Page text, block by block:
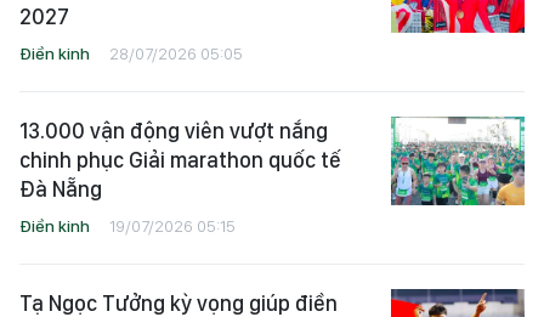
2027
Điền kinh 28/07/2026 05:05
13.000 vận động viên vượt nắng
chinh phục Giải marathon quốc tế
Đà Nẵng
Điền kinh 19/07/2026 05:15
Tạ Ngọc Tưởng kỳ vọng giúp điền